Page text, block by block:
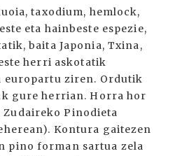
taxodium, hemlock,
eta hainbeste espezie,
baita Japonia, Txina,
herri askotatik
europartu ziren. Ordutik
gure herrian. Horra hor
Pinodieta
Kontura gaitezen
pino forman sartua zela